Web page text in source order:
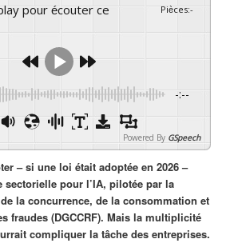
Pièces:-
-:--
Powered By GSpeech
– si une loi était adoptée en 2026 –
sectorielle pour l’IA, pilotée par la
la concurrence, de la consommation et
fraudes (DGCCRF). Mais la multiplicité
compliquer la tâche des entreprises.